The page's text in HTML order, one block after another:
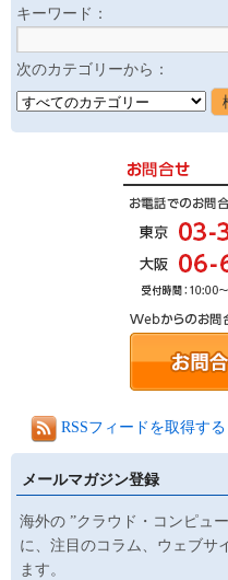
キーワード：
次のカテゴリーから：
RSSフィードを取得する
メールマガジン登録
海外の ”クラウド・コンピュ
に、注目のコラム、ウェブサ
ます。